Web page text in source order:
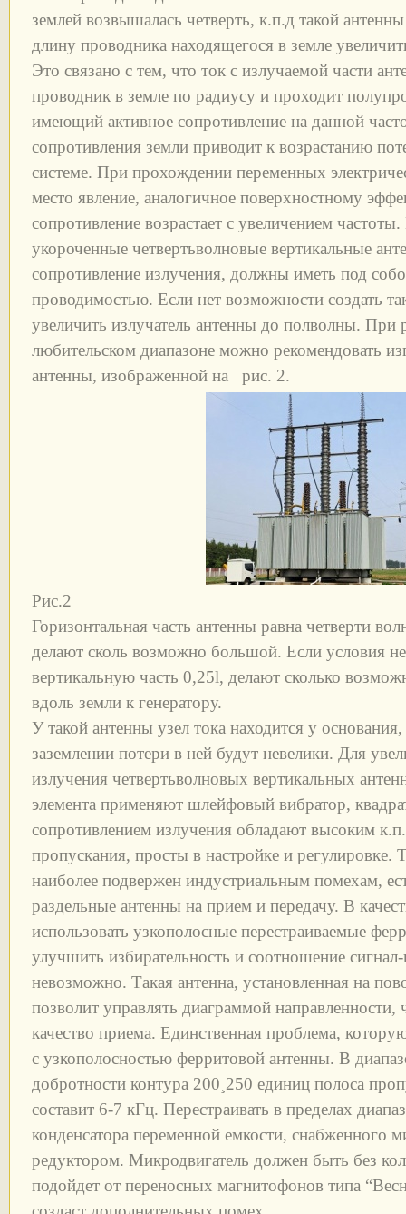
землей возвышалась четверть, к.п.д такой
длину проводника находящегося в земле
Это связано с тем, что ток с излучаемой части
проводник в земле по радиусу и проходит
имеющий активное сопротивление на данной
сопротивления земли приводит к возрастанию
системе. При прохождении переменных
место явление, аналогичное поверхностному
сопротивление возрастает с увеличением
укороченные четвертьволновые вертикальные
сопротивление излучения, должны иметь под
проводимостью. Если нет возможности создать
увеличить излучатель антенны до полволны. При
любительском диапазоне можно рекомендовать
антенны, изображенной на рис. 2.
Рис.2
Горизонтальная часть антенны равна четверти
делают сколь возможно большой. Если условия
вертикальную часть 0,25l, делают сколько
вдоль земли к генератору.
У такой антенны узел тока находится у
заземлении потери в ней будут невелики. Для
излучения четвертьволновых вертикальных
элемента применяют шлейфовый вибратор,
сопротивлением излучения обладают высоким
пропускания, просты в настройке и регулировке.
наиболее подвержен индустриальным помехам,
раздельные антенны на прием и передачу. В
использовать узкополосные перестраиваемые
улучшить избирательность и соотношение
невозможно. Такая антенна, установленная на
позволит управлять диаграммой
качество приема. Единственная проблема,
с узкополосностью ферритовой антенны. В
добротности контура 200¸250 единиц полоса
составит 6-7 кГц. Перестраивать в пределах
конденсатора переменной емкости, снабженного
редуктором. Микродвигатель должен быть без
подойдет от переносных магнитофонов типа